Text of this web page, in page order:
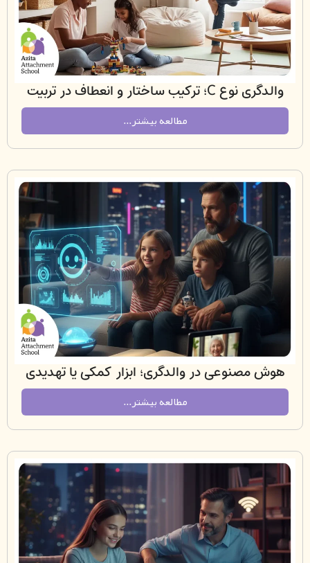
والدگری نوع C؛ ترکیب ساختار و انعطاف در تربیت
کودک
مطالعه بیشتر...
در والدگری؛ ابزار کمکی یا تهدیدی
برای ارتباط انسانی؟
مطالعه بیشتر...